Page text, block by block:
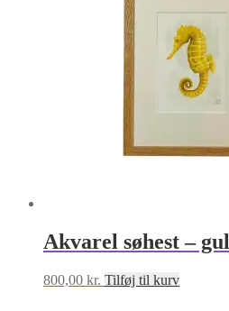
Akvarel søhest – gul
800,00 kr. Tilføj til kurv